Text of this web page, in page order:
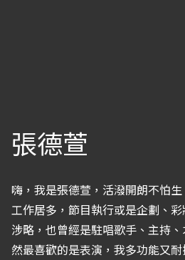
張德萱
嗨，我是張德萱，活潑開朗不怕
工作居多，節目執行或是企劃、
涉略，也曾經是駐唱歌手、主持
然最喜歡的是表演，我多功能又